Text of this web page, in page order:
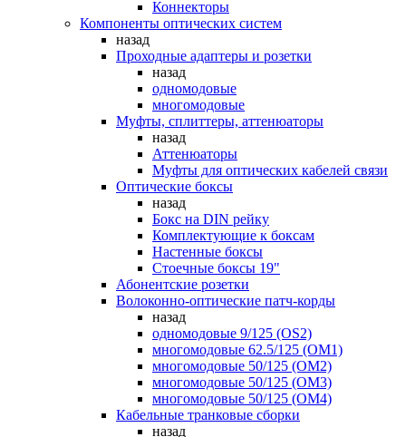
Коннекторы
Компоненты оптических систем
назад
Проходные адаптеры и розетки
назад
одномодовые
многомодовые
Муфты, сплиттеры, аттенюаторы
назад
Аттенюаторы
Муфты для оптических кабелей связи
Оптические боксы
назад
Бокс на DIN рейку
Комплектующие к боксам
Настенные боксы
Стоечные боксы 19"
Абонентские розетки
Волоконно-оптические патч-корды
назад
одномодовые 9/125 (OS2)
многомодовые 62.5/125 (OM1)
многомодовые 50/125 (OM2)
многомодовые 50/125 (OM3)
многомодовые 50/125 (OM4)
Кабельные транковые сборки
назад